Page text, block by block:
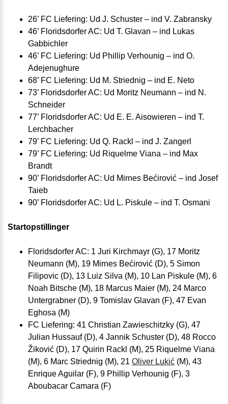
26’ FC Liefering: Ud J. Schuster – ind V. Zabransky
46’ Floridsdorfer AC: Ud T. Glavan – ind Lukas
Gabbichler
46’ FC Liefering: Ud Phillip Verhounig – ind O.
Adejenughure
68’ FC Liefering: Ud M. Striednig – ind E. Neto
73’ Floridsdorfer AC: Ud Moritz Neumann – ind N.
Schneider
77’ Floridsdorfer AC: Ud E. E. Aisowieren – ind T.
Lerchbacher
79’ FC Liefering: Ud Q. Rackl – ind J. Zangerl
79’ FC Liefering: Ud Riquelme Viana – ind Max
Brandt
90’ Floridsdorfer AC: Ud Mirnes Bećirović – ind Josef
Taieb
90’ Floridsdorfer AC: Ud L. Piskule – ind T. Osmani
Startopstillinger
Floridsdorfer AC: 1 Juri Kirchmayr (G), 17 Moritz
Neumann (M), 19 Mirnes Bećirović (D), 5 Simon
Filipovic (D), 13 Luiz Silva (M), 10 Lan Piskule (M), 6
Noah Bitsche (M), 18 Marcus Maier (M), 24 Marco
Untergrabner (D), 9 Tomislav Glavan (F), 47 Evan
Eghosa (M)
FC Liefering: 41 Christian Zawieschitzky (G), 47
Julian Hussauf (D), 4 Jannik Schuster (D), 48 Rocco
Žiković (D), 17 Quirin Rackl (M), 25 Riquelme Viana
(M), 6 Marc Striednig (M), 21 Oliver Lukić (M), 43
Enrique Aguilar (F), 9 Phillip Verhounig (F), 3
Aboubacar Camara (F)